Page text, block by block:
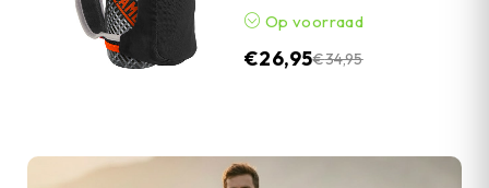
Op voorraad
€34,95
€26,95